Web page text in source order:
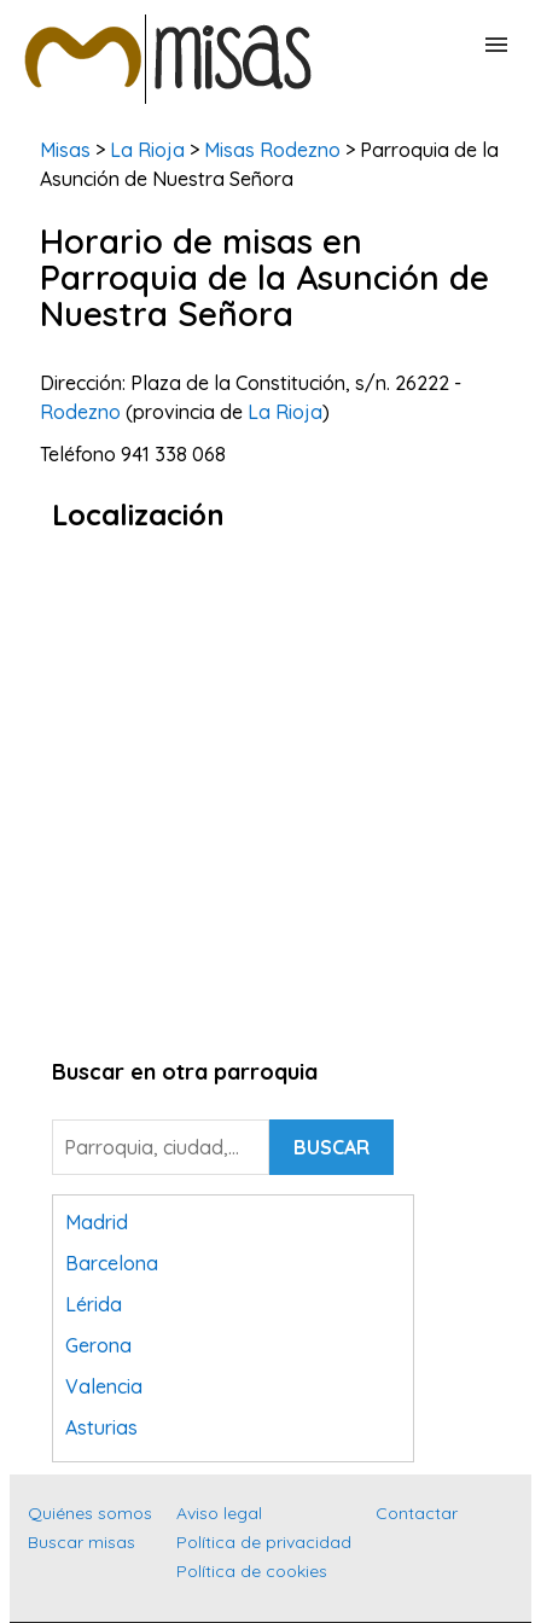
BUSCAR MISAS
Misas > La Rioja > Misas Rodezno > Parroquia de la
Asunción de Nuestra Señora
Horario de misas en
Parroquia de la Asunción de
Nuestra Señora
Dirección: Plaza de la Constitución, s/n. 26222 -
Rodezno (provincia de La Rioja)
Teléfono 941 338 068
Localización
Buscar en otra parroquia
BUSCAR
Madrid
Barcelona
Lérida
Gerona
Valencia
Asturias
Tarragona
Navarra
Valladolid
Quiénes somos
Buscar misas
Aviso legal
Política de privacidad
Política de cookies
Contactar